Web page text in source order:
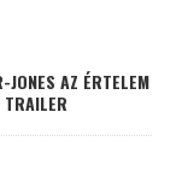
JONES AZ ÉRTELEM
TRAILER